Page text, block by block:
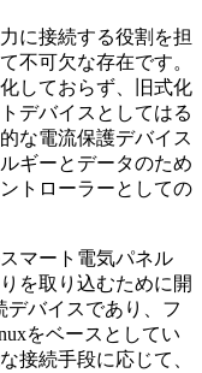
に接続する役割を担
不可欠な存在です。
しておらず、旧式化
デバイスとしてはる
な電流保護デバイス
ギーとデータのため
トローラーとしての
マート電気パネル
を取り込むために開
デバイスであり、フ
をベースとしてい
接続手段に応じて、